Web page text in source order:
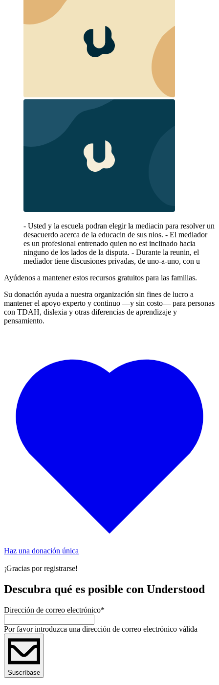
- Usted y la escuela podran elegir la mediacin para resolver un
desacuerdo acerca de la educacin de sus nios. - El mediador
es un profesional entrenado quien no est inclinado hacia
ninguno de los lados de la disputa. - Durante la reunin, el
mediador tiene discusiones privadas, de uno-a-uno, con u
Ayúdenos a mantener estos recursos gratuitos para las familias.
Su donación ayuda a nuestra organización sin fines de lucro a
mantener el apoyo experto y continuo —y sin costo— para personas
con TDAH, dislexia y otras diferencias de aprendizaje y
pensamiento.
Haz una donación única
¡Gracias por registrarse!
Descubra qué es posible con Understood
Dirección de correo electrónico*
Por favor introduzca una dirección de correo electrónico válida
Suscríbase